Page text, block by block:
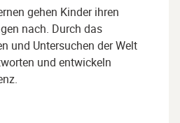
gehen Kinder ihren
nach. Durch das
und Untersuchen der Welt
und entwickeln